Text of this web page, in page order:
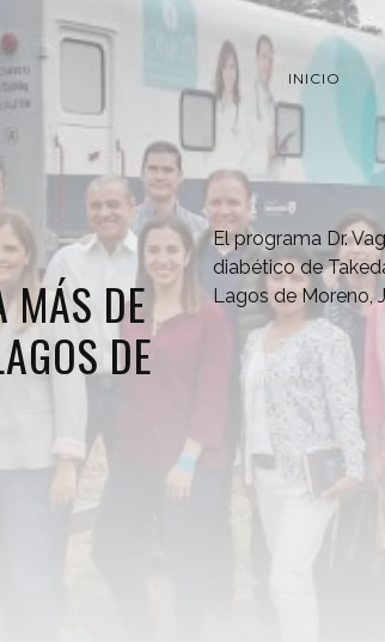
INICIO
MÁS DE
DE
El programa Dr.
diabético de
Lagos de Moreno,